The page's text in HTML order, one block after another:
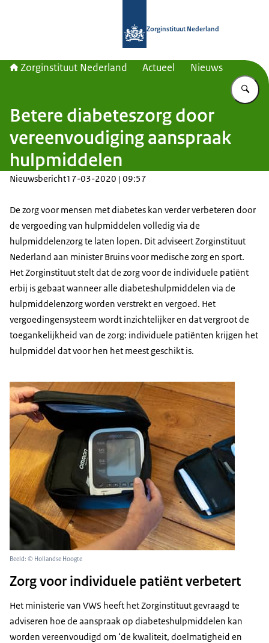
Zorginstituut Nederland
Zorginstituut Nederland Actueel Nieuws
Betere diabeteszorg door
vereenvoudiging aanspraak
hulpmiddelen
Nieuwsbericht17-03-2020 | 09:57
De zorg voor mensen met diabetes kan verder verbeteren door
de vergoeding van hulpmiddelen volledig via de
hulpmiddelenzorg te laten lopen. Dit adviseert Zorginstituut
Nederland aan minister Bruins voor medische zorg en sport.
Het Zorginstituut stelt dat de zorg voor de individuele patiënt
erbij is gebaat wanneer alle diabeteshulpmiddelen via de
hulpmiddelenzorg worden verstrekt en vergoed. Het
vergoedingensysteem wordt inzichtelijker en dat vergroot de
toegankelijkheid van de zorg: individuele patiënten krijgen het
hulpmiddel dat voor hen het meest geschikt is.
Beeld: © Hollandse Hoogte
Zorg voor individuele patiënt verbetert
Het ministerie van VWS heeft het Zorginstituut gevraagd te
adviseren hoe de aanspraak op diabeteshulpmiddelen kan
worden vereenvoudigd om ‘de kwaliteit, doelmatigheid en